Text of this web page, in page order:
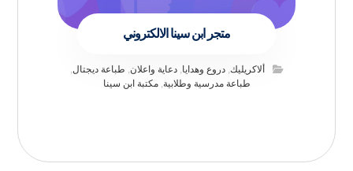
متجر ابن سينا الالكتروني
ألاكريليك,دروع وهدايا,دعاية واعلان, طباعة ديجتال,
طباعة مدرسية وطلابية,مكتبة ابن سينا